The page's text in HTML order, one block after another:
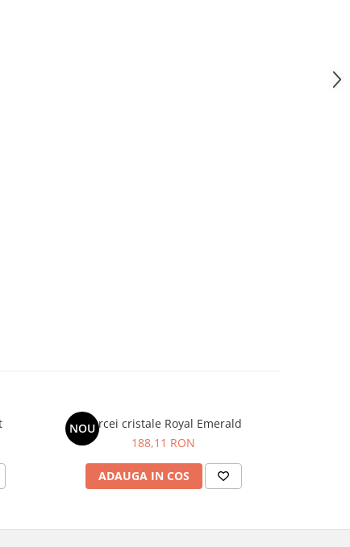
NOU
Cercei cristale Royal Emerald
188,11 RON
ADAUGA IN COS